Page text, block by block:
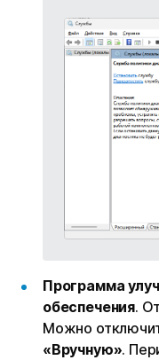
Программа
обеспечения.
Можно
«Вручную».